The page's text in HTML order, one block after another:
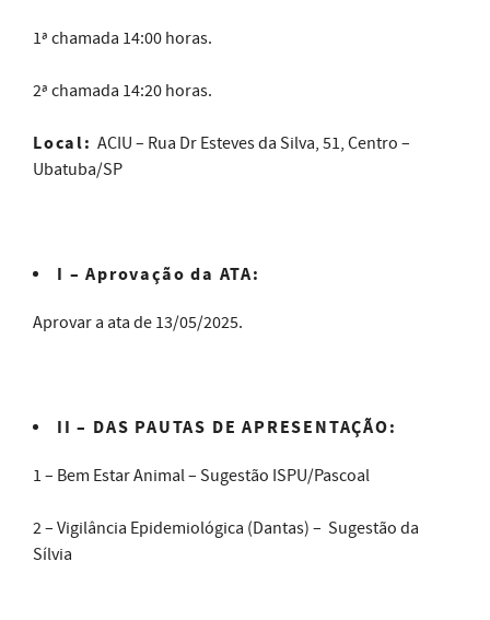
1ª chamada 14:00 horas.
2ª chamada 14:20 horas.
Local: ACIU – Rua Dr Esteves da Silva, 51, Centro –
Ubatuba/SP
I – Aprovação da ATA:
Aprovar a ata de 13/05/2025.
II – DAS PAUTAS DE APRESENTAÇÃO:
1 – Bem Estar Animal – Sugestão ISPU/Pascoal
2 – Vigilância Epidemiológica (Dantas) – Sugestão da
Sílvia